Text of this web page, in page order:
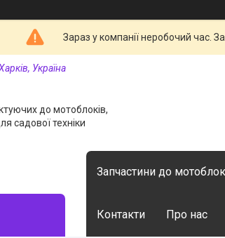
Зараз у компанії неробочий час.
Україна
до мотоблоків,
садової техніки
Запчастини до
Контакти Про нас